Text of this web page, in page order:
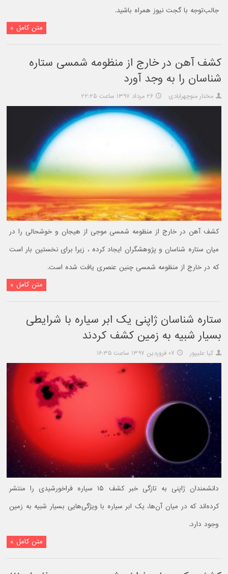
جالب‌توجه با گجت نیوز همراه باشید.
متن کامل »
کشف آهن در خارج از منظومه شمسی ستاره
شناسان را به وجد آورد
مختار منوچهرابادی ۲۶ مرداد ۱۳۹۷ ساعت ۲۲:۲۵
کشف آهن در خارج از منظومه شمسی موجی از هیجان و خوشحالی را در
میان ستاره شناسان و پژوهشگران ایجاد کرده ، زیرا برای نخستین بار است
که در خارج از منظومه شمسی چنین عنصری یافت شده است.
متن کامل »
ستاره شناسان ژاپنی یک ابر سیاره با شرایطی
بسیار شبیه به زمین کشف کردند
کیا علیپور ۰۷ فروردین ۱۳۹۷ ساعت ۱۶:۳۵
دانشمندان ژاپنی به تازگی خبر کشف ۱۵ سیاره فراخورشیدی را منتشر
کرده‌اند که در میان آن‌ها، یک ابر سیاره با ویژگی‌هایی بسیار شبیه به زمین
وجود دارد.
متن کامل »